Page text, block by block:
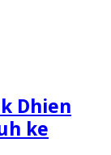
Dhien
ke